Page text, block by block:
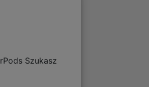
Szukasz